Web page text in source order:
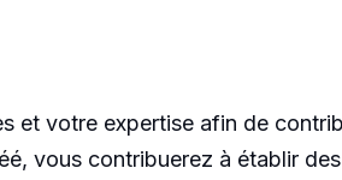
et votre expertise afin de
vous contribuerez à établir